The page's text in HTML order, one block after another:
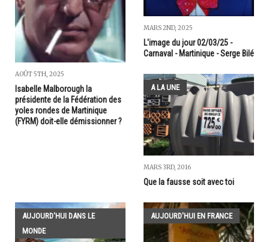
AOÛT 5TH, 2025
Isabelle Malborough la
présidente de la Fédération des
yoles rondes de Martinique
(FYRM) doit-elle démissionner ?
MARS 2ND, 2025
L'image du jour 02/03/25 -
Carnaval - Martinique - Serge Bilé
A LA UNE
MARS 3RD, 2016
Que la fausse soit avec toi
AUJOURD'HUI DANS LE
MONDE
AUJOURD'HUI EN FRANCE